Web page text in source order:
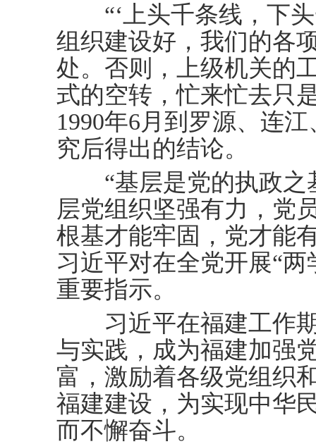
“‘上头千条线，下头
组织建设好，我们的各
处。否则，上级机关的
式的空转，忙来忙去只
1990年6月到罗源、连
究后得出的结论。
“基层是党的执政之
层党组织坚强有力，党
根基才能牢固，党才能
习近平对在全党开展“
重要指示。
习近平在福建工作期
与实践，成为福建加强
富，激励着各级党组织
福建建设，为实现中华
而不懈奋斗。